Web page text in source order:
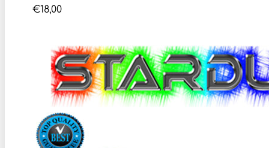
€18,00